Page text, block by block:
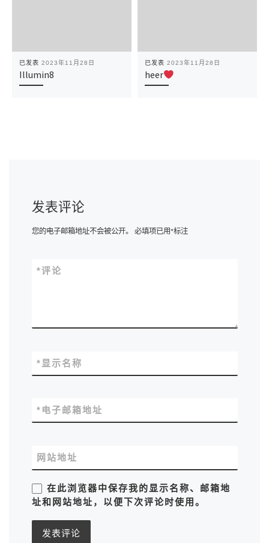
已发表 2023年11月28日
Illumin8
已发表 2023年11月28日
heer
发表评论
您的电子邮箱地址不会被公开。 必填项已用*标注
评论
*
显示名称
*
电子邮箱地址
*
网站地址
在此浏览器中保存我的显示名称、邮箱地
址和网站地址，以便下次评论时使用。